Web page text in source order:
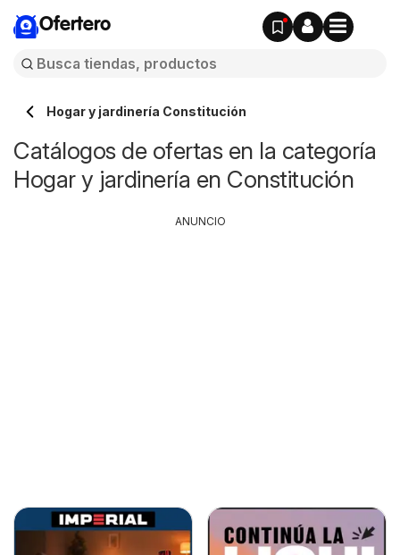
Ofertero
Hogar y jardinería Constitución
Catálogos de ofertas en la categoría
Hogar y jardinería en Constitución
ANUNCIO